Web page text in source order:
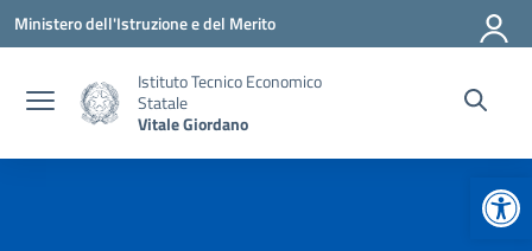
Vai ai contenuti
Vai al menu di navigazione
Vai al footer
Ministero dell'Istruzione e del Merito
Istituto Tecnico Economico
Statale
Vitale Giordano